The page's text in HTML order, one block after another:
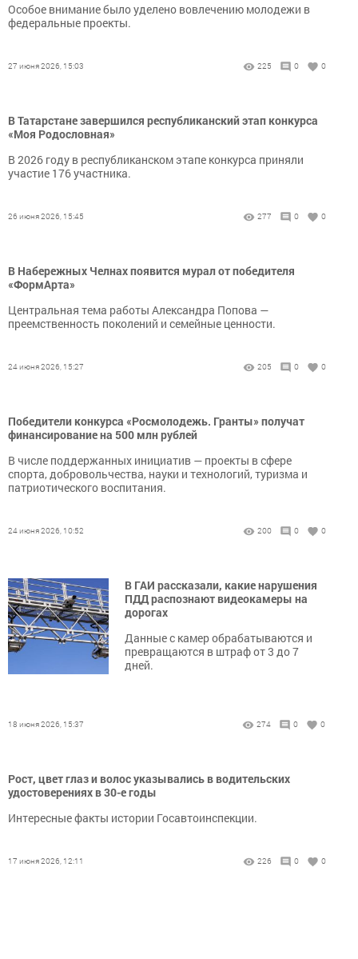
Особое внимание было уделено вовлечению молодежи в
федеральные проекты.
27 июня 2026, 15:03 225 0 0
В Татарстане завершился республиканский этап конкурса
«Моя Родословная»
В 2026 году в республиканском этапе конкурса приняли
участие 176 участника.
26 июня 2026, 15:45 277 0 0
В Набережных Челнах появится мурал от победителя
«ФормАрта»
Центральная тема работы Александра Попова —
преемственность поколений и семейные ценности.
24 июня 2026, 15:27 205 0 0
Победители конкурса «Росмолодежь. Гранты» получат
финансирование на 500 млн рублей
В числе поддержанных инициатив — проекты в сфере
спорта, добровольчества, науки и технологий, туризма и
патриотического воспитания.
24 июня 2026, 10:52 200 0 0
В ГАИ рассказали, какие нарушения
ПДД распознают видеокамеры на
дорогах
Данные с камер обрабатываются и
превращаются в штраф от 3 до 7
дней.
18 июня 2026, 15:37 274 0 0
Рост, цвет глаз и волос указывались в водительских
удостоверениях в 30-е годы
Интересные факты истории Госавтоинспекции.
17 июня 2026, 12:11 226 0 0